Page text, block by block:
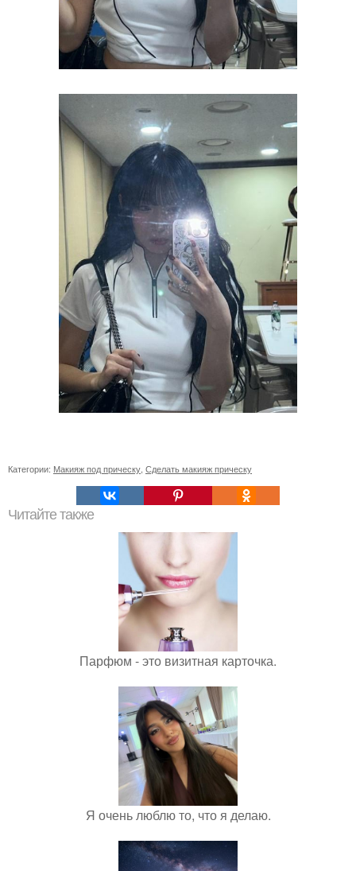
Категории: Макияж под прическу Сделать макияж прическу
Читайте также
Парфюм - это визитная карточка.
Я очень люблю то, что я делаю.